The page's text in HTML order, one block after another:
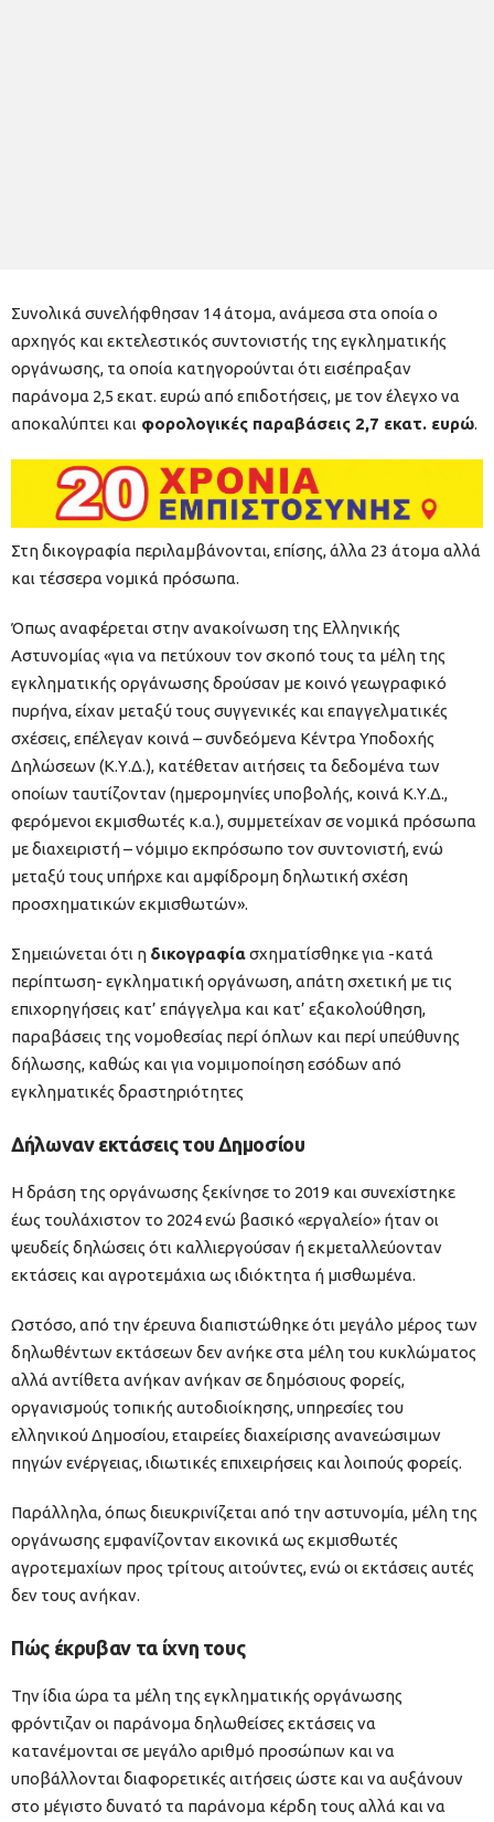
Συνολικά συνελήφθησαν 14 άτομα, ανάμεσα στα οποία ο
αρχηγός και εκτελεστικός συντονιστής της εγκληματικής
οργάνωσης, τα οποία κατηγορούνται ότι εισέπραξαν
παράνομα 2,5 εκατ. ευρώ από επιδοτήσεις, με τον έλεγχο να
αποκαλύπτει και φορολογικές παραβάσεις 2,7 εκατ. ευρώ.
Στη δικογραφία περιλαμβάνονται, επίσης, άλλα 23 άτομα αλλά
και τέσσερα νομικά πρόσωπα.
Όπως αναφέρεται στην ανακοίνωση της Ελληνικής
Αστυνομίας «για να πετύχουν τον σκοπό τους τα μέλη της
εγκληματικής οργάνωσης δρούσαν με κοινό γεωγραφικό
πυρήνα, είχαν μεταξύ τους συγγενικές και επαγγελματικές
σχέσεις, επέλεγαν κοινά – συνδεόμενα Κέντρα Υποδοχής
Δηλώσεων (Κ.Υ.Δ.), κατέθεταν αιτήσεις τα δεδομένα των
οποίων ταυτίζονταν (ημερομηνίες υποβολής, κοινά Κ.Υ.Δ.,
φερόμενοι εκμισθωτές κ.α.), συμμετείχαν σε νομικά πρόσωπα
με διαχειριστή – νόμιμο εκπρόσωπο τον συντονιστή, ενώ
μεταξύ τους υπήρχε και αμφίδρομη δηλωτική σχέση
προσχηματικών εκμισθωτών».
Σημειώνεται ότι η δικογραφίασχηματίσθηκε για -κατά
περίπτωση- εγκληματική οργάνωση, απάτη σχετική με τις
επιχορηγήσεις κατ’ επάγγελμα και κατ’ εξακολούθηση,
παραβάσεις της νομοθεσίας περί όπλων και περί υπεύθυνης
δήλωσης, καθώς και για νομιμοποίηση εσόδων από
εγκληματικές δραστηριότητες
Δήλωναν εκτάσεις του Δημοσίου
Η δράση της οργάνωσης ξεκίνησε το 2019 και συνεχίστηκε
έως τουλάχιστον το 2024 ενώ βασικό «εργαλείο» ήταν οι
ψευδείς δηλώσεις ότι καλλιεργούσαν ή εκμεταλλεύονταν
εκτάσεις και αγροτεμάχια ως ιδιόκτητα ή μισθωμένα.
Ωστόσο, από την έρευνα διαπιστώθηκε ότι μεγάλο μέρος των
δηλωθέντων εκτάσεων δεν ανήκε στα μέλη του κυκλώματος
αλλά αντίθετα ανήκαν ανήκαν σε δημόσιους φορείς,
οργανισμούς τοπικής αυτοδιοίκησης, υπηρεσίες του
ελληνικού Δημοσίου, εταιρείες διαχείρισης ανανεώσιμων
πηγών ενέργειας, ιδιωτικές επιχειρήσεις και λοιπούς φορείς.
Παράλληλα, όπως διευκρινίζεται από την αστυνομία, μέλη της
οργάνωσης εμφανίζονταν εικονικά ως εκμισθωτές
αγροτεμαχίων προς τρίτους αιτούντες, ενώ οι εκτάσεις αυτές
δεν τους ανήκαν.
Πώς έκρυβαν τα ίχνη τους
Την ίδια ώρα τα μέλη της εγκληματικής οργάνωσης
φρόντιζαν οι παράνομα δηλωθείσες εκτάσεις να
κατανέμονται σε μεγάλο αριθμό προσώπων και να
υποβάλλονται διαφορετικές αιτήσεις ώστε και να αυξάνουν
στο μέγιστο δυνατό τα παράνομα κέρδη τους αλλά και να